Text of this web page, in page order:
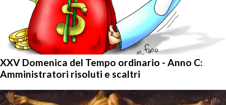
XXV Domenica del Tempo ordinario - Anno C:
Amministratori risoluti e scaltri